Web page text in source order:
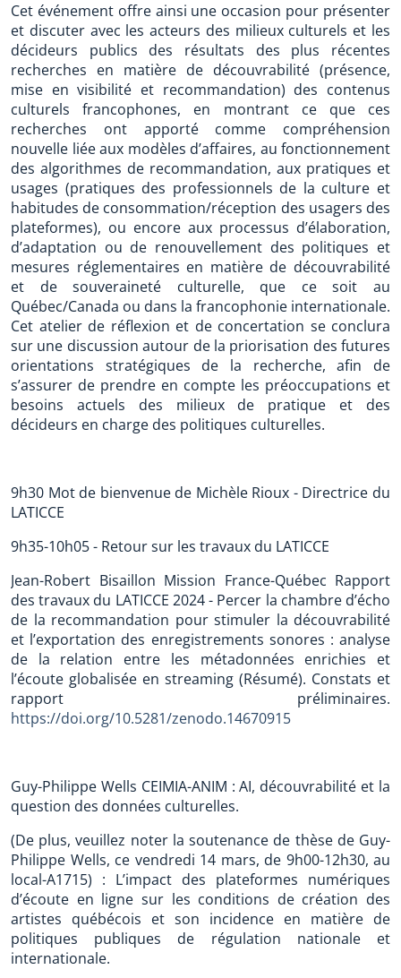
Cet événement offre ainsi une occasion pour présenter
et discuter avec les acteurs des milieux culturels et les
décideurs publics des résultats des plus récentes
recherches en matière de découvrabilité (présence,
mise en visibilité et recommandation) des contenus
culturels francophones, en montrant ce que ces
recherches ont apporté comme compréhension
nouvelle liée aux modèles d’affaires, au fonctionnement
des algorithmes de recommandation, aux pratiques et
usages (pratiques des professionnels de la culture et
habitudes de consommation/réception des usagers des
plateformes), ou encore aux processus d’élaboration,
d’adaptation ou de renouvellement des politiques et
mesures réglementaires en matière de découvrabilité
et de souveraineté culturelle, que ce soit au
Québec/Canada ou dans la francophonie internationale.
Cet atelier de réflexion et de concertation se conclura
sur une discussion autour de la priorisation des futures
orientations stratégiques de la recherche, afin de
s’assurer de prendre en compte les préoccupations et
besoins actuels des milieux de pratique et des
décideurs en charge des politiques culturelles.
9h30 Mot de bienvenue de Michèle Rioux - Directrice du
LATICCE
9h35-10h05 - Retour sur les travaux du LATICCE
Jean-Robert Bisaillon Mission France-Québec Rapport
des travaux du LATICCE 2024 - Percer la chambre d’écho
de la recommandation pour stimuler la découvrabilité
et l’exportation des enregistrements sonores : analyse
de la relation entre les métadonnées enrichies et
l’écoute globalisée en streaming (Résumé). Constats et
rapport préliminaires.
https://doi.org/10.5281/zenodo.14670915
Guy-Philippe Wells CEIMIA-ANIM : AI, découvrabilité et la
question des données culturelles.
(De plus, veuillez noter la soutenance de thèse de Guy-
Philippe Wells, ce vendredi 14 mars, de 9h00-12h30, au
local-A1715) : L’impact des plateformes numériques
d’écoute en ligne sur les conditions de création des
artistes québécois et son incidence en matière de
politiques publiques de régulation nationale et
internationale.